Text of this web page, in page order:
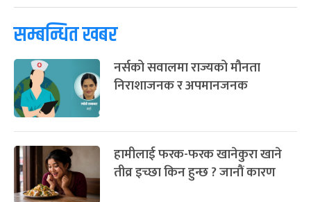
सम्बन्धित खबर
नर्सको सवालमा राज्यको मौनता
निराशाजनक र अपमानजनक
हामीलाई फरक-फरक खानेकुरा खाने
तीव्र इच्छा किन हुन्छ ? जानौं कारण